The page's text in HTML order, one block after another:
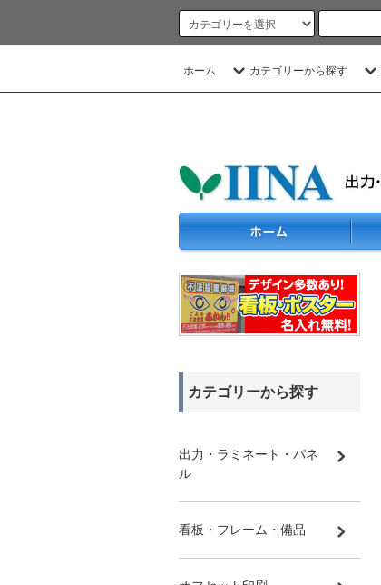
ホーム カテゴリーから探す
カテゴリーから探す
出力・ラミネート・パネ
ル
看板・フレーム・備品